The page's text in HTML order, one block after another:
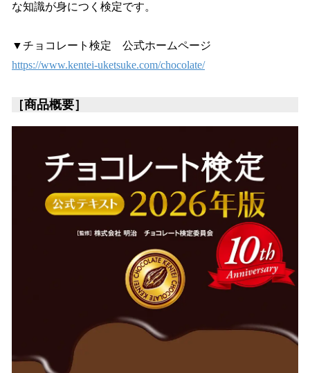
な知識が身につく検定です。
▼チョコレート検定 公式ホームページ
https://www.kentei-uketsuke.com/chocolate/
［商品概要］